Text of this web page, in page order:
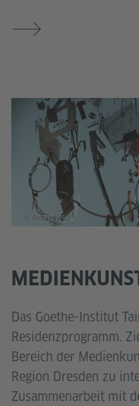
Das Goethe-Institut
Residenzprogramm.
Bereich der
Region Dresden zu
Zusammenarbeit mit
© Yenting Hsu